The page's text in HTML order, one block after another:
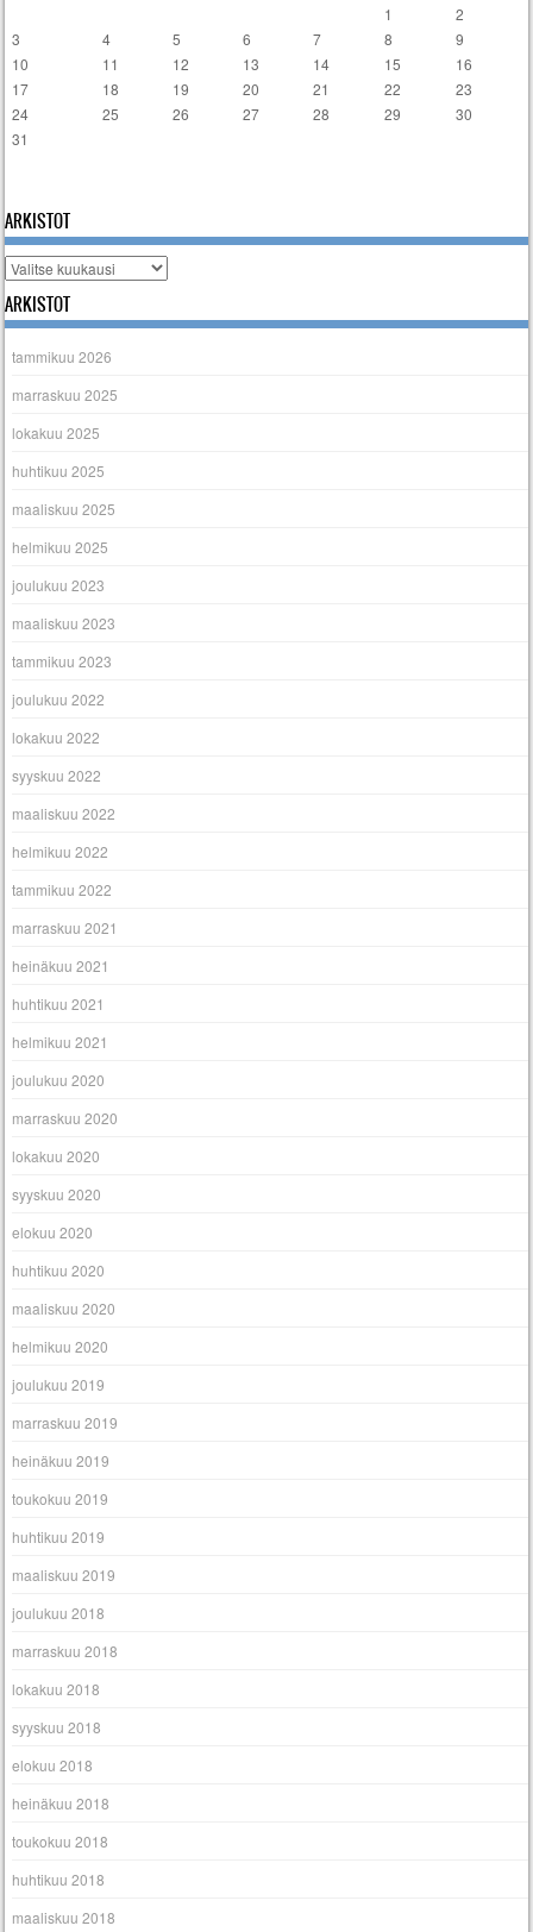
1
2
3
4 5 6 7 8
9
10
11 12 13 14 15
16
17
18 19 20 21 22
23
24
25 26 27 28 29
30
31
ARKISTOT
Arkistot
ARKISTOT
tammikuu 2026
marraskuu 2025
lokakuu 2025
huhtikuu 2025
maaliskuu 2025
helmikuu 2025
joulukuu 2023
maaliskuu 2023
tammikuu 2023
joulukuu 2022
lokakuu 2022
syyskuu 2022
maaliskuu 2022
helmikuu 2022
tammikuu 2022
marraskuu 2021
heinäkuu 2021
huhtikuu 2021
helmikuu 2021
joulukuu 2020
marraskuu 2020
lokakuu 2020
syyskuu 2020
elokuu 2020
huhtikuu 2020
maaliskuu 2020
helmikuu 2020
joulukuu 2019
marraskuu 2019
heinäkuu 2019
toukokuu 2019
huhtikuu 2019
maaliskuu 2019
joulukuu 2018
marraskuu 2018
lokakuu 2018
syyskuu 2018
elokuu 2018
heinäkuu 2018
toukokuu 2018
huhtikuu 2018
maaliskuu 2018